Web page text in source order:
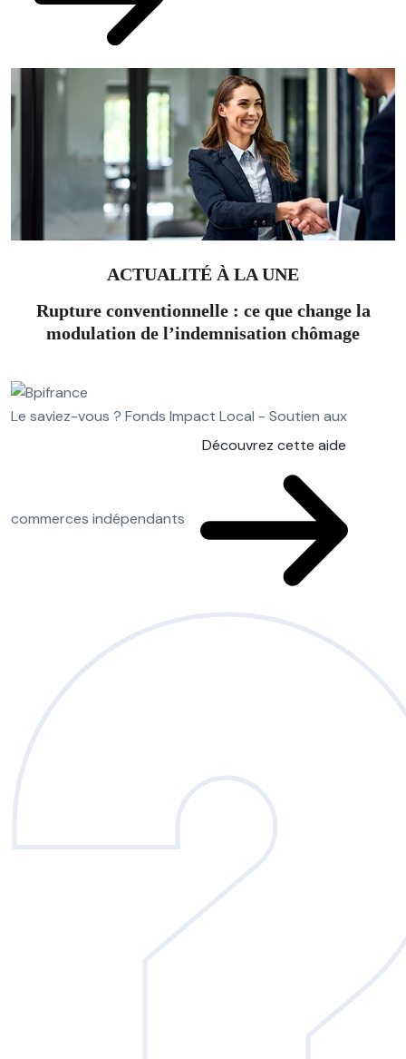
ACTUALITÉ À LA UNE
Rupture conventionnelle : ce que change la
modulation de l’indemnisation chômage
Le saviez-vous ? Fonds Impact Local - Soutien aux
commerces indépendants
Découvrez cette aide